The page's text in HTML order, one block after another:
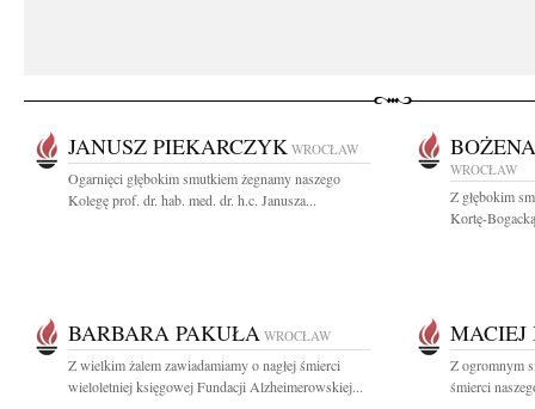
JANUSZ PIEKARCZYK WROCŁAW
Ogarnięci głębokim smutkiem żegnamy naszego
Kolegę prof. dr. hab. med. dr. h.c. Janusza...
WROCŁAW
Z głębokim
Kortę-
BARBARA PAKUŁA WROCŁAW
Z wielkim żalem zawiadamiamy o nagłej śmierci
wieloletniej księgowej Fundacji Alzheimerowskiej...
MACIEJ
Z ogromnym
śmierci